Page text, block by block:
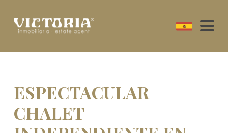
ESPECTACULAR
CHALET